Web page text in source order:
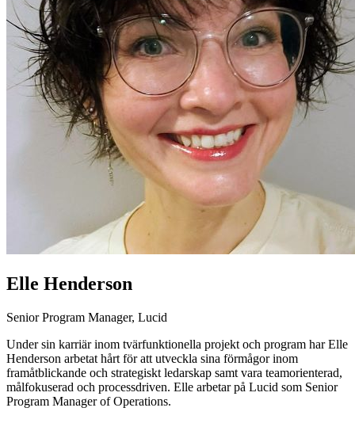
Elle Henderson
Senior Program Manager, Lucid
Under sin karriär inom tvärfunktionella projekt och program har Elle
Henderson arbetat hårt för att utveckla sina förmågor inom
framåtblickande och strategiskt ledarskap samt vara teamorienterad,
målfokuserad och processdriven. Elle arbetar på Lucid som Senior
Program Manager of Operations.